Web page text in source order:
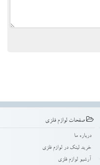
صفحات لوازم فلزی
درباره ما
خرید لینک در لوازم فلزی
آرشیو لوازم فلزی